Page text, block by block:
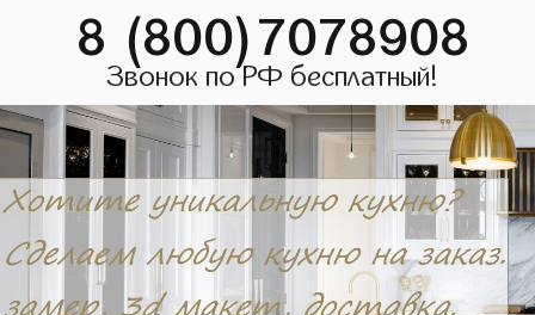
8 (800)7078908
Звонок по РФ бесплатный!